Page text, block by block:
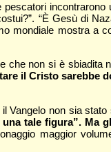
pescatori
“È Gesù di
mondiale mostra a
che non si è
il Cristo sarebbe
Vangelo non sia
tale figura”.
maggior